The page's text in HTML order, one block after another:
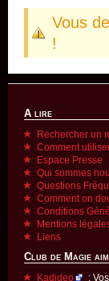
Vous
!
A lire
Rechercher un
Comment
Espace Presse
Qui sommes
Questions
Comment on
Conditions
Mentions
Liens
Club de Magie
Kadideo :